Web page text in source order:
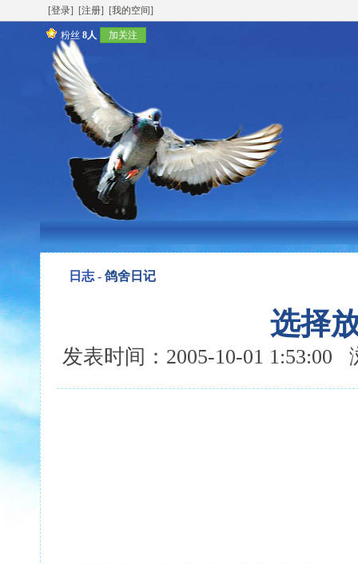
[登录] [注册] [我的空间]
粉丝 8人 加关注
日志 - 鸽舍日记
选择
发表时间：2005-10-01